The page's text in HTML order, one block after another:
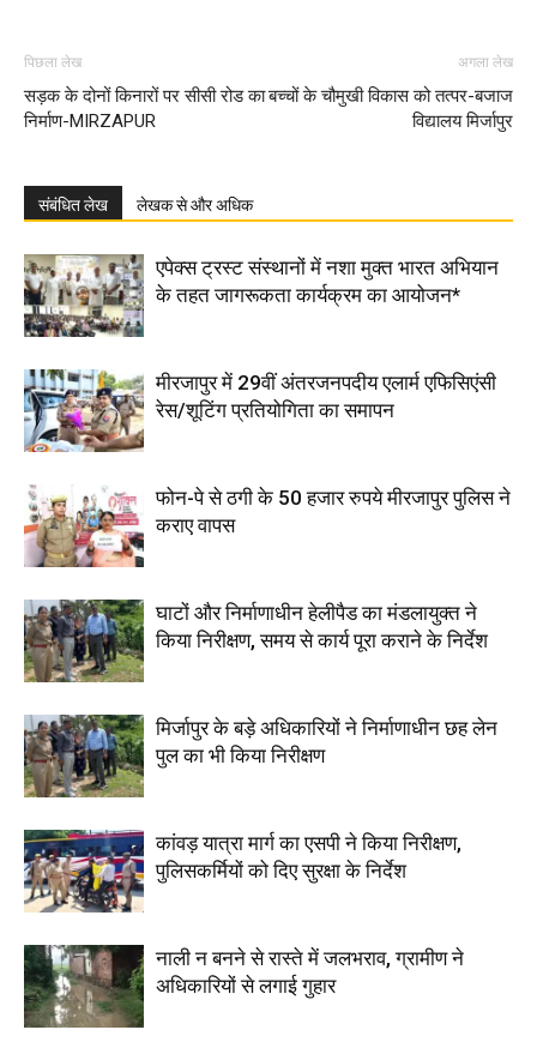
पिछला लेख
सड़क के दोनों किनारों पर सीसी रोड का
निर्माण-MIRZAPUR
अगला लेख
बच्चों के चौमुखी विकास को तत्पर-बजाज
विद्यालय मिर्जापुर
संबंधित लेख लेखक से और अधिक
एपेक्स ट्रस्ट संस्थानों में नशा मुक्त भारत अभियान
के तहत जागरूकता कार्यक्रम का आयोजन*
मीरजापुर में 29वीं अंतरजनपदीय एलार्म एफिसिएंसी
रेस/शूटिंग प्रतियोगिता का समापन
फोन-पे से ठगी के 50 हजार रुपये मीरजापुर पुलिस ने
कराए वापस
घाटों और निर्माणाधीन हेलीपैड का मंडलायुक्त ने
किया निरीक्षण, समय से कार्य पूरा कराने के निर्देश
मिर्जापुर के बड़े अधिकारियों ने निर्माणाधीन छह लेन
पुल का भी किया निरीक्षण
कांवड़ यात्रा मार्ग का एसपी ने किया निरीक्षण,
पुलिसकर्मियों को दिए सुरक्षा के निर्देश
नाली न बनने से रास्ते में जलभराव, ग्रामीण ने
अधिकारियों से लगाई गुहार